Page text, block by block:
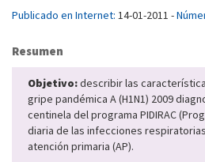
Publicado en Internet: 14-01-2011 -
Resumen
Objetivo:describir las
gripe pandémica A (H1N1) 2009
centinela del programa PIDIRAC
diaria de las infecciones
atención primaria (AP).